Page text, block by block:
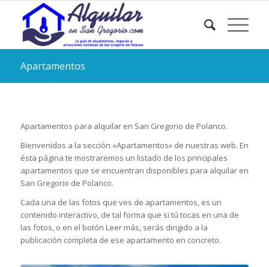
Apartamentos
Apartamentos para alquilar en San Gregorio de Polanco.
Bienvenidos a la sección «Apartamentos» de nuestras web. En
ésta página te mostraremos un listado de los principales
apartamentos que se encuentran disponibles para alquilar en
San Gregorio de Polanco.
Cada una de las fotos que ves de apartamentos, es un
contenido interactivo, de tal forma que si tú tocas en una de
las fotos, o en el botón Leer más, serás dirigido a la
publicación completa de ese apartamento en concreto.